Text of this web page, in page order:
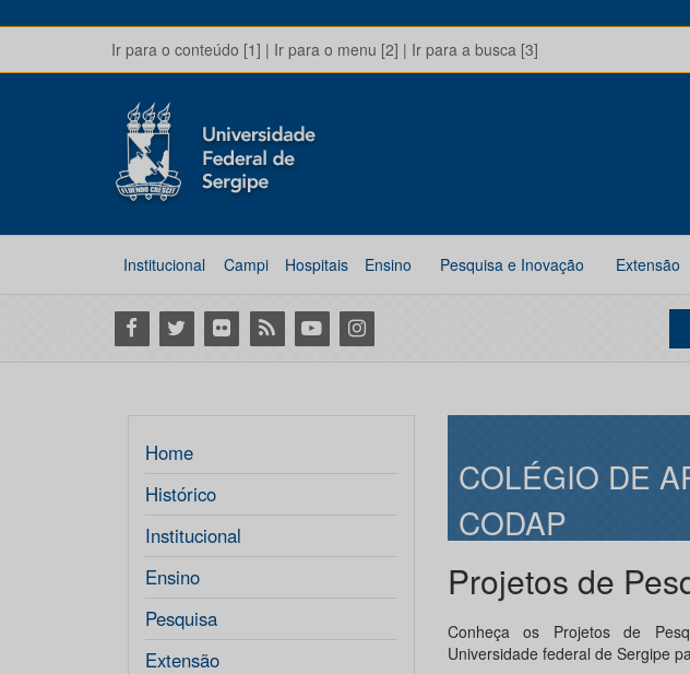
Ir para o conteúdo [1] | Ir para o menu [2] | Ir para a busca [3]
Institucional Campi Hospitais Ensino Pesquisa e Inovação Extensão
Facebook
Twitter Flickr RSS YoutubeInstagram
Home
Histórico
Institucional
Ensino
Pesquisa
Extensão
COLÉGIO DE
CODAP
Projetos de
Conheça os Projetos de
Universidade federal de Sergipe